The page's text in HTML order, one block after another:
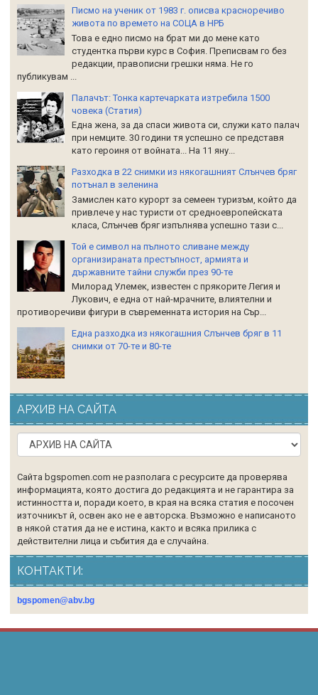
Писмо на ученик от 1983 г. описва красноречиво
живота по времето на СОЦА в НРБ
Това е едно писмо на брат ми до мене като
студентка първи курс в София. Преписвам го без
редакции, правописни грешки няма. Не го
публикувам ...
Палачът: Тонка картечарката изтребила 1500
човека (Статия)
Една жена, за да спаси живота си, служи като палач
при немците. 30 години тя успешно се представя
като героиня от войната... На 11 яну...
Разходка в 22 снимки из някогашният Слънчев бряг
потънал в зеленина
Замислен като курорт за семеен туризъм, който да
привлече у нас туристи от средноевропейската
класа, Слънчев бряг изпълнява успешно тази с...
Той е символ на пълното сливане между
организираната престъпност, армията и
държавните тайни служби през 90-те
Милорад Улемек, известен с прякорите Легия и
Лукович, е една от най-мрачните, влиятелни и
противоречиви фигури в съвременната история на Сър...
Една разходка из някогашния Слънчев бряг в 11
снимки от 70-те и 80-те
АРХИВ НА САЙТА
Сайта bgspomen.com не разполага с ресурсите да проверява
информацията, която достига до редакцията и не гарантира за
истинността и, поради което, в края на всяка статия е посочен
източникът й, освен ако не е авторска. Възможно е написаното
в някой статия да не е истина, както и всяка прилика с
действителни лица и събития да е случайна.
КОНТАКТИ:
bgspomen@abv.bg